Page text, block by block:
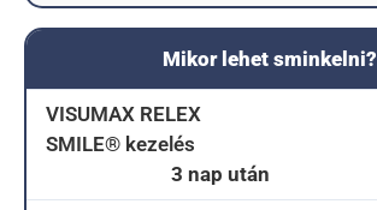
Mikor lehet sminkelni?
VISUMAX RELEX
SMILE® kezelés
3 nap után